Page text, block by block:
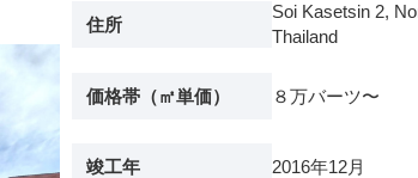
住所
Soi Kasetsin 2,
Thailand
価格帯（㎡単価） ８万バーツ〜
竣工年 2016年12月